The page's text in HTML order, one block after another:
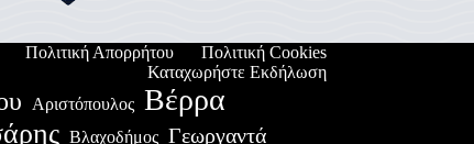
Πολιτική Απορρήτου
Πολιτική Cookies
Καταχωρήστε Εκδήλωση
Αριστόπουλος Βέρρα
Βλαχοδήμος Γεωργαντά